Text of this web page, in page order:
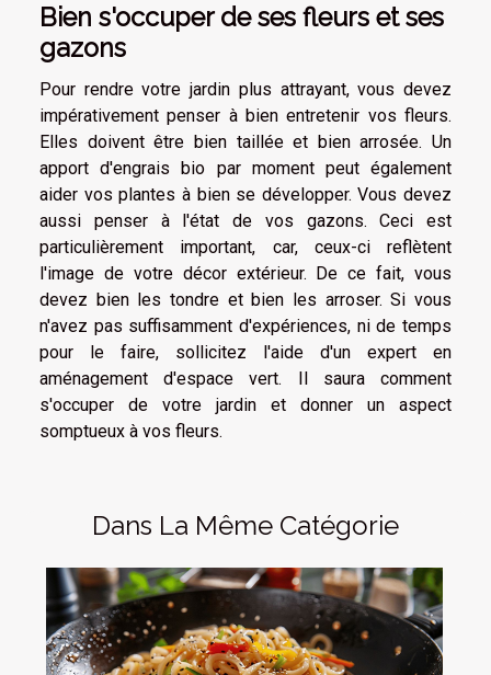
Bien s'occuper de ses fleurs et ses
gazons
Pour rendre votre jardin plus attrayant, vous devez
impérativement penser à bien entretenir vos fleurs.
Elles doivent être bien taillée et bien arrosée. Un
apport d'engrais bio par moment peut également
aider vos plantes à bien se développer. Vous devez
aussi penser à l'état de vos gazons. Ceci est
particulièrement important, car, ceux-ci reflètent
l'image de votre décor extérieur. De ce fait, vous
devez bien les tondre et bien les arroser. Si vous
n'avez pas suffisamment d'expériences, ni de temps
pour le faire, sollicitez l'aide d'un expert en
aménagement d'espace vert. Il saura comment
s'occuper de votre jardin et donner un aspect
somptueux à vos fleurs.
Dans La Même Catégorie